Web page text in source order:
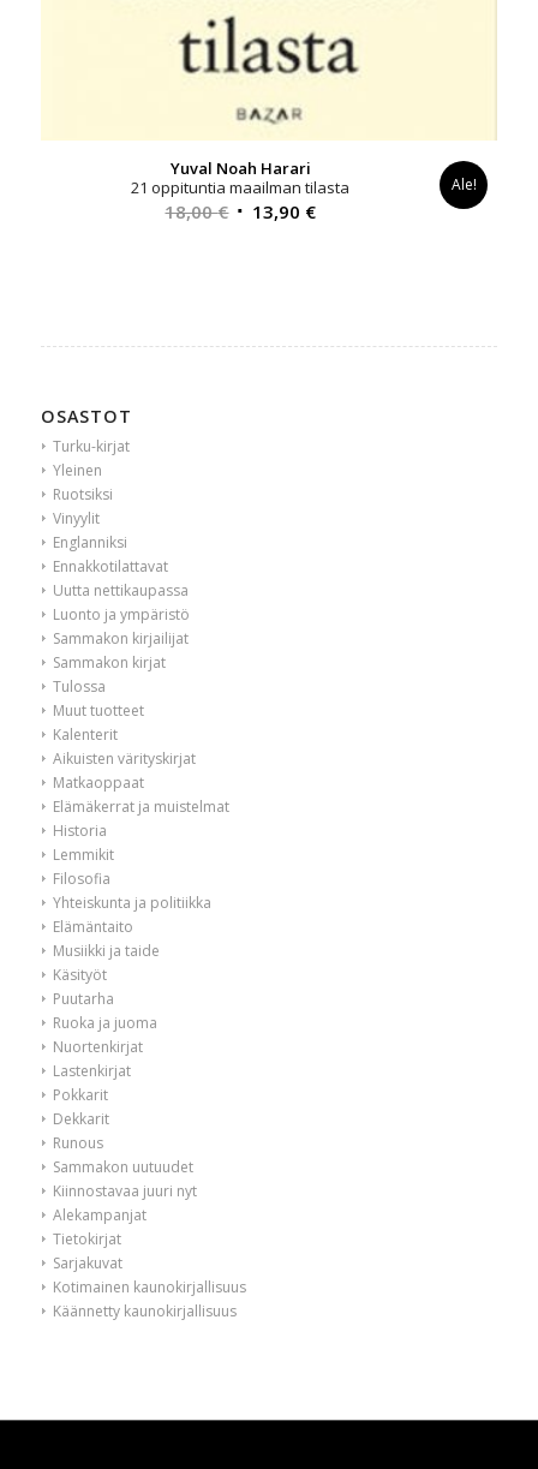
Yuval Noah Harari
21 oppituntia maailman tilasta
18,00€ Alkuperäinen
13,90 €Nykyinen
Ale!
OSASTOT
Turku-kirjat
Yleinen
Ruotsiksi
Vinyylit
Englanniksi
Ennakkotilattavat
Uutta nettikaupassa
Luonto ja ympäristö
Sammakon kirjailijat
Sammakon kirjat
Tulossa
Muut tuotteet
Kalenterit
Aikuisten värityskirjat
Matkaoppaat
Elämäkerrat ja muistelmat
Historia
Lemmikit
Filosofia
Yhteiskunta ja politiikka
Elämäntaito
Musiikki ja taide
Käsityöt
Puutarha
Ruoka ja juoma
Nuortenkirjat
Lastenkirjat
Pokkarit
Dekkarit
Runous
Sammakon uutuudet
Kiinnostavaa juuri nyt
Alekampanjat
Tietokirjat
Sarjakuvat
Kotimainen kaunokirjallisuus
Käännetty kaunokirjallisuus